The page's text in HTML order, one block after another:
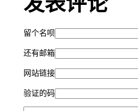
留个名呗
还有邮箱
网站链接
验证的码